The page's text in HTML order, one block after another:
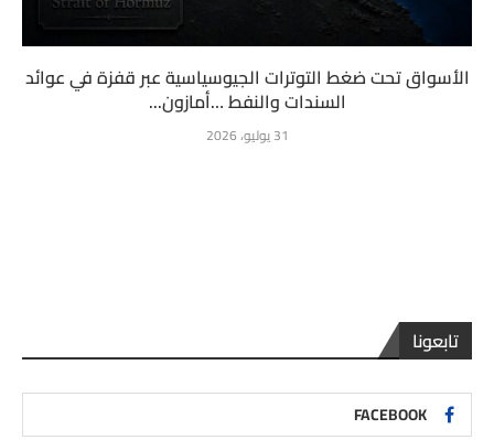
الأسواق تحت ضغط التوترات الجيوسياسية عبر قفزة في عوائد
السندات والنفط …أمازون...
31 يوليو، 2026
تابعونا
FACEBOOK